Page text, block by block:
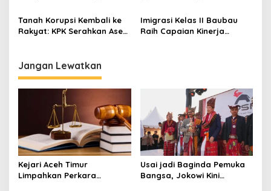
Jahat”
Haji
Tanah Korupsi Kembali ke
Rakyat: KPK Serahkan Aset
Imigrasi Kelas II Baubau
Raih Capaian Kinerja
Jangan Lewatkan
Kejari Aceh Timur
Limpahkan Perkara
Usai jadi Baginda Pemuka
Bangsa, Jokowi Kini